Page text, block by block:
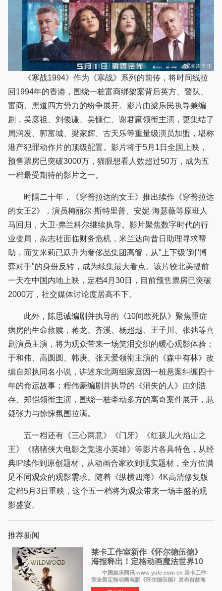
《寒战1994》作为《寒战》系列的前传，将时间线拉
回1994年的香港，围绕一桩富商绑架案背后英方、警队、
富商、黑道四方势力的纷争展开。影片由梁乐民执导兼编
剧，吴彦祖、刘俊谦、吴慷仁、谢君豪领衔主演，更集结了
周润发、郭富城、梁家辉、古天乐等重量级演员加盟，堪称
港产犯罪动作片的顶级配置。影片将于5月1日全国上映，
预售票房已突破3000万，猫眼想看人数超过50万，成为五
一档最受期待的影片之一。
时隔二十年，《穿普拉达的女王》推出续作《穿普拉达
的女王2》，演员梅丽尔·斯特里普、安妮·海瑟薇等原班人
马回归，大卫·弗兰科尔继续执导。影片聚焦数字时代的行
业变局，杂志社面临财务危机，米兰达向昔日助理寻求帮
助，而艾米莉已跃升为奢侈品集团高管，从"上下级"到"博
弈对手"的身份反转，成为续集最大看点。该片较北美提前
一天在中国内地上映，定档4月30日，目前预售票房已突破
2000万，社交媒体讨论度居高不下。
此外，陈思诚编剧并执导的《10间敢死队》聚焦重症
病房的生命救赎，蒋龙、齐溪、杨超越、王子川、张弛等喜
剧演员主演，将为观众带来一场笑泪交织的暖心观影体验；
于和伟、高圆圆、韩庚、张天爱领衔主演的《森中有林》改
编自郑执同名小说，讲述东北两组家庭因一桩悬案纠缠四十
年的命运故事；程伟豪编剧并执导的《消失的人》由刘浩
存、郑恺领衔主演，围绕一桩牵动多方的离奇案件展开，悬
疑张力与惊悚氛围拉满。
五一档还有《三心两意》《门牙》《红孩儿火焰山之
王》《猪猪侠大电影之竞速小英雄》等影片各具特色，从经
典IP续作到原创题材，从动画合家欢到现实题材，全方位满
足不同观众的观影需求。随着《纵横四海》4K高清修复版
定档5月3日重映，这个五一档将为观众带来一场丰盛的观
影盛宴。
推荐新闻
莱卡工作室新作《怀尔德伍德》
海报释出！定格动画魔法世界10
月开启
中国娱乐网讯 www yule com cn 莱卡工作
室全新定格动画电影《怀尔德伍德》发布首款海
报，女孩为找回弟弟走入黑暗、宏大的林中魔法